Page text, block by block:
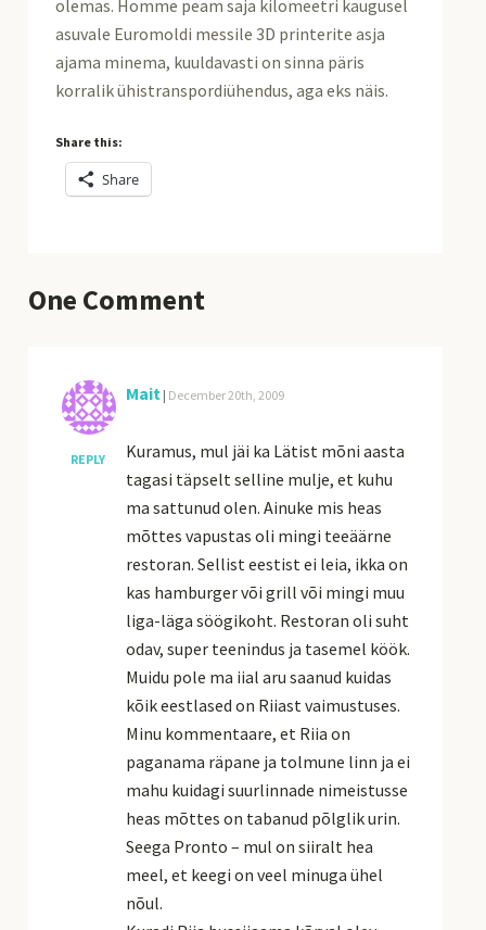
olemas. Homme peam saja kilomeetri kaugusel
asuvale Euromoldi messile 3D printerite asja
ajama minema, kuuldavasti on sinna päris
korralik ühistranspordiühendus, aga eks näis.
Share this:
Share
One Comment
REPLY
Mait | December 20th, 2009
Kuramus, mul jäi ka Lätist mõni aasta
tagasi täpselt selline mulje, et kuhu
ma sattunud olen. Ainuke mis heas
mõttes vapustas oli mingi teeäärne
restoran. Sellist eestist ei leia, ikka on
kas hamburger või grill või mingi muu
liga-läga söögikoht. Restoran oli suht
odav, super teenindus ja tasemel köök.
Muidu pole ma iial aru saanud kuidas
kõik eestlased on Riiast vaimustuses.
Minu kommentaare, et Riia on
paganama räpane ja tolmune linn ja ei
mahu kuidagi suurlinnade nimeistusse
heas mõttes on tabanud põlglik urin.
Seega Pronto – mul on siiralt hea
meel, et keegi on veel minuga ühel
nõul.